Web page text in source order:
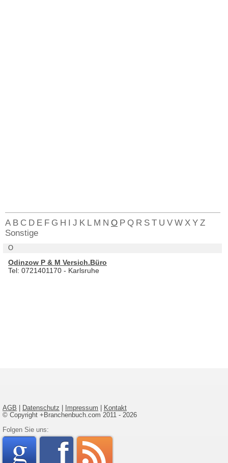
A B C D E F G H I J K L M N O P Q R S T U V W X Y Z
Sonstige
O
Odinzow P & M Versich.Büro
Tel: 0721401170 - Karlsruhe
AGB Datenschutz Impressum
Kontakt
© Copyright +Branchenbuch.com 2011 - 2026
Folgen Sie uns:
google